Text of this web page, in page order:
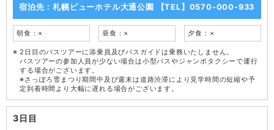
宿泊先：札幌ビューホテル大通公園 【TEL】0570-000-933
朝食：× 昼食：× 夕食：×
2日目のバスツアーに添乗員及びバスガイドは乗務いたしません。
バスツアーの参加人員が少ない場合は小型バスやジャンボタクシーで運行
する場合がございます。
※さっぽろ雪まつり期間中及び週末は道路渋滞により見学時間の短縮や予
定到着時間より大幅に遅れる場合がございます。
3日目